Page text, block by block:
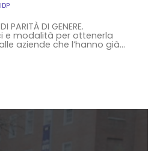
PARITÀ DI GENERE.
e modalità per ottenerla
aziende che l’hanno già...